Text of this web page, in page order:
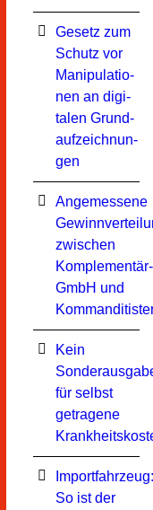
Ge­setz zum
Schutz vor
Ma­ni­pu­la­tio­
nen an di­gi­
ta­len Grund­
auf­zeich­nun­
gen
Angemessene
zwischen
Komplementär-
GmbH und
Kein
für selbst
getragene
Importfahrzeug:
So ist der